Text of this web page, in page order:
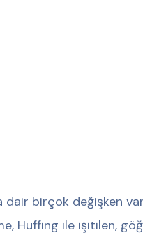
birçok değişken
Huffing ile işitilen,